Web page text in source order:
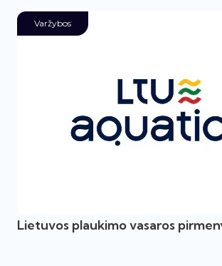
Varžybos
Lietuvos plaukimo vasaros